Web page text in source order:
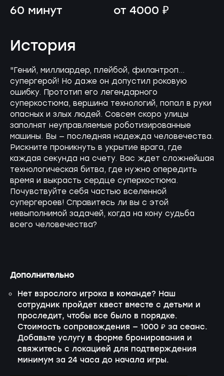
60 минут от 4000 ₽
История
"Гений, миллиардер, плейбой, филантроп...
супергерой! Но даже он допустил роковую
ошибку. Прототип его легендарного
суперкостюма, вершина технологий, попал в руки
опасных и злых людей. Совсем скоро улицы
заполнят неуправляемые роботизированные
машины. Вы — последняя надежда человечества.
Рискните проникнуть в укрытие врага, где
каждая секунда на счету. Вас ждет сложнейшая
технологическая битва, где нужно опередить
время и выкрасть сердце суперкостюма.
Почувствуйте себя частью вселенной
супергероев! Справитесь ли вы с этой
невыполнимой задачей, когда на кону судьба
всего человечества?
Дополнительно
Нет взрослого игрока в команде? Наш
сотрудник пройдет квест вместе с детьми и
проследит, чтобы все было в порядке.
Стоимость сопровождения — 1000 ₽ за сеанс.
Добавьте услугу в форме бронирования и
свяжитесь с локацией для подтверждения
минимум за 24 часа до начала игры.